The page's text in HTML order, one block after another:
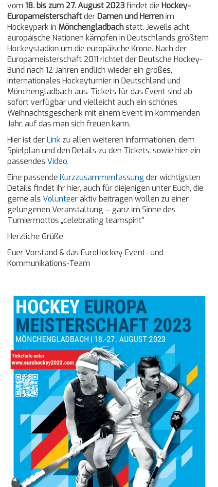
vom 18. bis zum 27. August 2023findet die Hockey-
Europameisterschaftder Damen und Herrenim
Hockeypark in Mönchengladbachstatt. Jeweils acht
europäische Nationen kämpfen in Deutschlands größtem
Hockeystadion um die europäische Krone. Nach der
Europameisterschaft 2011 richtet der Deutsche Hockey-
Bund nach 12 Jahren endlich wieder ein großes,
internationales Hockeyturnier in Deutschland und
Mönchengladbach aus. Tickets für das Event sind ab
sofort verfügbar und vielleicht auch ein schönes
Weihnachtsgeschenk mit einem Event im kommenden
Jahr, auf das man sich freuen kann.
Hier ist derLink zu allen weiteren Informationen, dem
Spielplan und den Details zu den Tickets, sowie hier ein
passendes Video.
Eine passende Kurzzusammenfassung der wichtigsten
Details findet ihr hier, auch für diejenigen unter Euch, die
gerne als Volunteeraktiv beitragen wollen zu einer
gelungenen Veranstaltung – ganz im Sinne des
Turniermottos „celebrating teamspirit“
Herzliche Grüße
Euer Vorstand & das EuroHockey Event- und
Kommunikations-Team